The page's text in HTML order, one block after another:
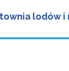
lodów i